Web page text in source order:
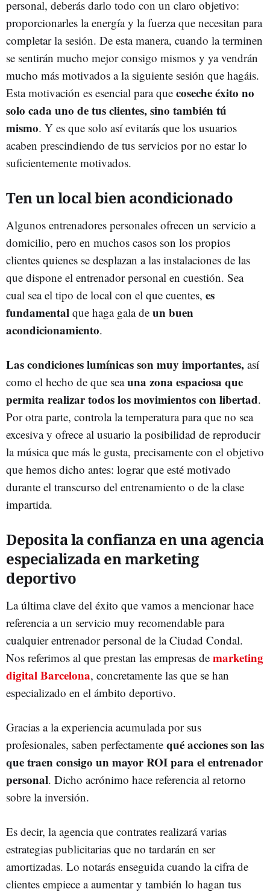
personal, deberás darlo todo con un claro objetivo:
proporcionarles la energía y la fuerza que necesitan para
completar la sesión. De esta manera, cuando la terminen
se sentirán mucho mejor consigo mismos y ya vendrán
mucho más motivados a la siguiente sesión que hagáis.
Esta motivación es esencial para que coseche éxito no
solo cada uno de tus clientes, sino también tú
mismo. Y es que solo así evitarás que los usuarios
acaben prescindiendo de tus servicios por no estar lo
suficientemente motivados.
Ten un local bien acondicionado
Algunos entrenadores personales ofrecen un servicio a
domicilio, pero en muchos casos son los propios
clientes quienes se desplazan a las instalaciones de las
que dispone el entrenador personal en cuestión. Sea
cual sea el tipo de local con el que cuentes, es
fundamental que haga gala de un buen
acondicionamiento.
Las condiciones lumínicas son muy importantes, así
como el hecho de que seauna zona espaciosa que
permita realizar todos los movimientos con libertad.
Por otra parte, controla la temperatura para que no sea
excesiva y ofrece al usuario la posibilidad de reproducir
la música que más le gusta, precisamente con el objetivo
que hemos dicho antes: lograr que esté motivado
durante el transcurso del entrenamiento o de la clase
impartida.
Deposita la confianza en una agencia
especializada en marketing
deportivo
La última clave del éxito que vamos a mencionar hace
referencia a un servicio muy recomendable para
cualquier entrenador personal de la Ciudad Condal.
Nos referimos al que prestan las empresas de marketing
digital Barcelona, concretamente las que se han
especializado en el ámbito deportivo.
Gracias a la experiencia acumulada por sus
profesionales, saben perfectamente qué acciones son las
que traen consigo un mayor ROI para el entrenador
personal. Dicho acrónimo hace referencia al retorno
sobre la inversión.
Es decir, la agencia que contrates realizará varias
estrategias publicitarias que no tardarán en ser
amortizadas. Lo notarás enseguida cuando la cifra de
clientes empiece a aumentar y también lo hagan tus